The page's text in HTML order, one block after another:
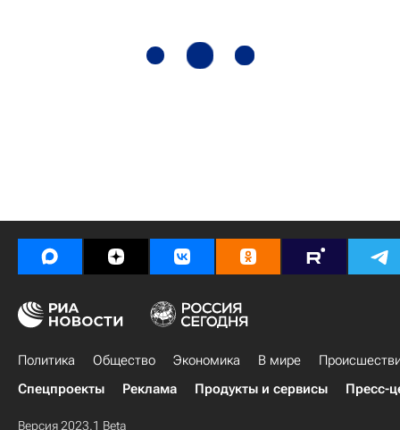
Политика Общество Экономика В мире
Спецпроекты
Реклама Продукты и сервисы Пресс-
Версия 2023.1 Beta